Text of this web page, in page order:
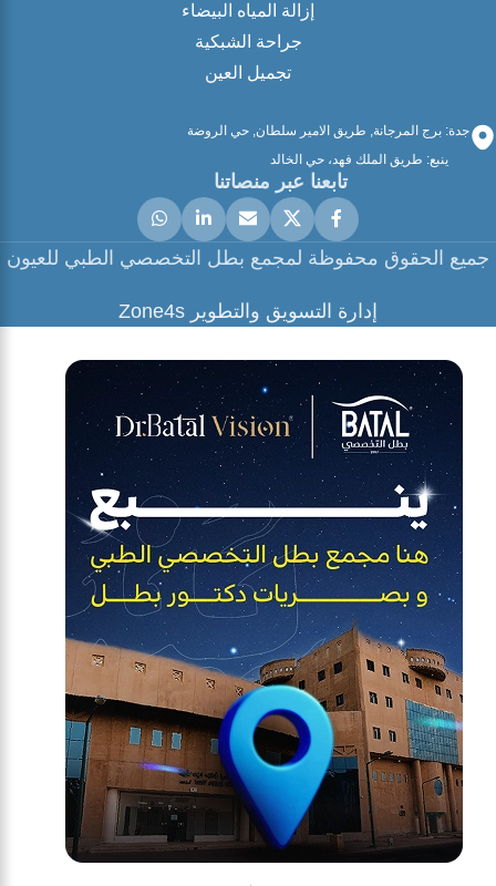
إزالة المياه البيضاء
جراحة الشبكية
تجميل العين
جدة: برج المرجانة, طريق الامير سلطان, حي الروضة
ينبع: طريق الملك فهد، حي الخالد
تابعنا عبر منصاتنا
جميع الحقوق محفوظة لمجمع بطل التخصصي الطبي للعيون
إدارة التسويق والتطوير Zone4s